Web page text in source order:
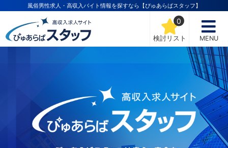
風俗男性求人・高収入バイト情報を探すなら【ぴゅあらばスタッフ】
検討リスト
0
MENU